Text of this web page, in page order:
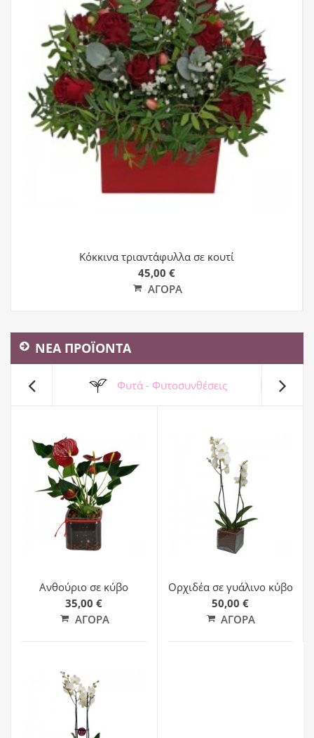
Κόκκινα τριαντάφυλλα σε κουτί
45,00 €
ΑΓΟΡΆ
ΝΕΑ ΠΡΟΪΟΝΤΑ
Φυτά - Φυτοσυνθέσεις
Ανθούριο σε κύβο
35,00 €
ΑΓΟΡΆ
Ορχιδέα σε γυάλινο κύβο
50,00 €
ΑΓΟΡΆ